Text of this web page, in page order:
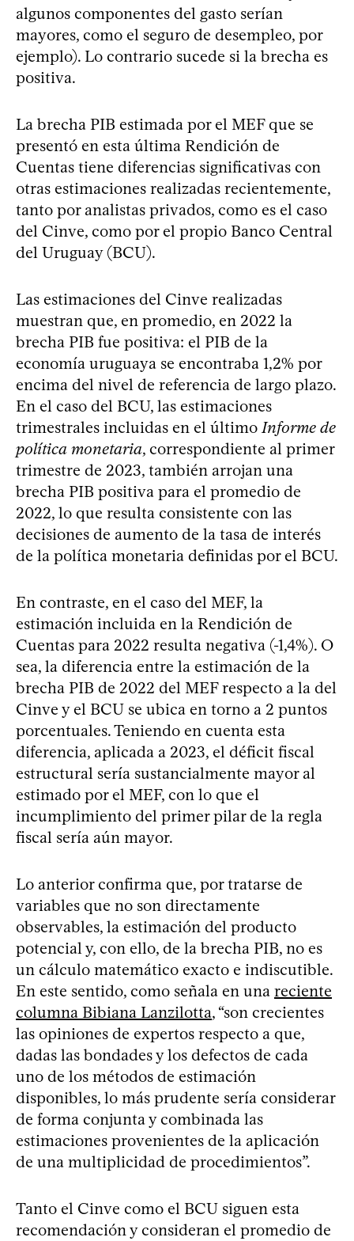
algunos componentes del gasto serían
mayores, como el seguro de desempleo, por
ejemplo). Lo contrario sucede si la brecha es
positiva.
La brecha PIB estimada por el MEF que se
presentó en esta última Rendición de
Cuentas tiene diferencias significativas con
otras estimaciones realizadas recientemente,
tanto por analistas privados, como es el caso
del Cinve, como por el propio Banco Central
del Uruguay (BCU).
Las estimaciones del Cinve realizadas
muestran que, en promedio, en 2022 la
brecha PIB fue positiva: el PIB de la
economía uruguaya se encontraba 1,2% por
encima del nivel de referencia de largo plazo.
En el caso del BCU, las estimaciones
trimestrales incluidas en el últimoInforme de
política monetaria, correspondiente al primer
trimestre de 2023, también arrojan una
brecha PIB positiva para el promedio de
2022, lo que resulta consistente con las
decisiones de aumento de la tasa de interés
de la política monetaria definidas por el BCU.
En contraste, en el caso del MEF, la
estimación incluida en la Rendición de
Cuentas para 2022 resulta negativa (-1,4%). O
sea, la diferencia entre la estimación de la
brecha PIB de 2022 del MEF respecto a la del
Cinve y el BCU se ubica en torno a 2 puntos
porcentuales. Teniendo en cuenta esta
diferencia, aplicada a 2023, el déficit fiscal
estructural sería sustancialmente mayor al
estimado por el MEF, con lo que el
incumplimiento del primer pilar de la regla
fiscal sería aún mayor.
Lo anterior confirma que, por tratarse de
variables que no son directamente
observables, la estimación del producto
potencial y, con ello, de la brecha PIB, no es
un cálculo matemático exacto e indiscutible.
En este sentido, como señala en una reciente
columna Bibiana Lanzilotta, “son crecientes
las opiniones de expertos respecto a que,
dadas las bondades y los defectos de cada
uno de los métodos de estimación
disponibles, lo más prudente sería considerar
de forma conjunta y combinada las
estimaciones provenientes de la aplicación
de una multiplicidad de procedimientos”.
Tanto el Cinve como el BCU siguen esta
recomendación y consideran el promedio de